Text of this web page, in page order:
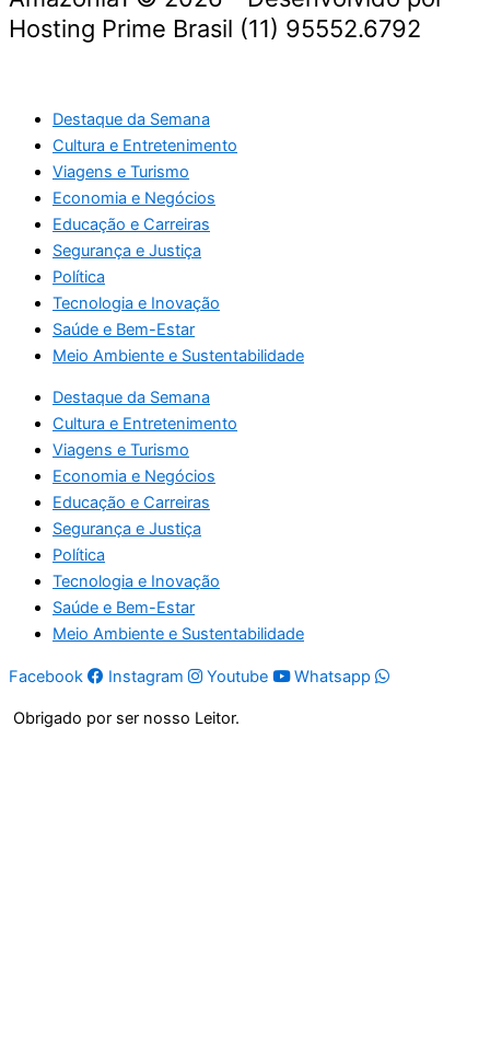
Hosting Prime Brasil (11) 95552.6792
Destaque da Semana
Cultura e Entretenimento
Viagens e Turismo
Economia e Negócios
Educação e Carreiras
Segurança e Justiça
Política
Tecnologia e Inovação
Saúde e Bem-Estar
Meio Ambiente e Sustentabilidade
Destaque da Semana
Cultura e Entretenimento
Viagens e Turismo
Economia e Negócios
Educação e Carreiras
Segurança e Justiça
Política
Tecnologia e Inovação
Saúde e Bem-Estar
Meio Ambiente e Sustentabilidade
Facebook Instagram Youtube Whatsapp
Obrigado por ser nosso Leitor.